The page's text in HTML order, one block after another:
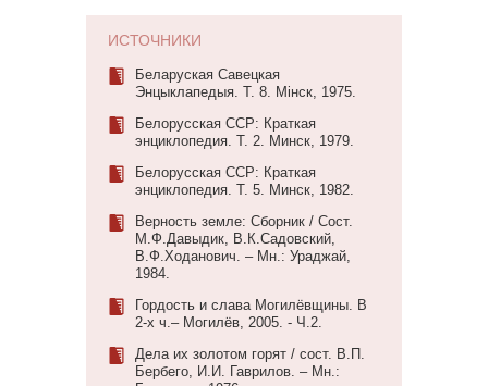
ИСТОЧНИКИ
Беларуская Савецкая
Энцыклапедыя. Т. 8. Мiнск, 1975.
Белорусская ССР: Краткая
энциклопедия. Т. 2. Минск, 1979.
Белорусская ССР: Краткая
энциклопедия. Т. 5. Минск, 1982.
Верность земле: Сборник / Сост.
М.Ф.Давыдик, В.К.Садовский,
В.Ф.Ходанович. – Мн.: Ураджай,
1984.
Гордость и слава Могилёвщины. В
2-х ч.– Могилёв, 2005. - Ч.2.
Дела их золотом горят / сост. В.П.
Бербего, И.И. Гаврилов. – Мн.: